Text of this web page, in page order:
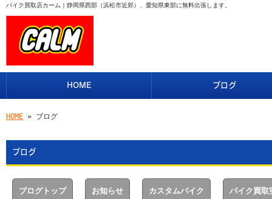
バイク買取店カーム｜静岡県西部（浜松市近郊）、愛知県東部に無料出張します。
HOME ブログ
HOME » ブログ
ブログ
ブログトップ お知らせ カスタムバイク バイク買取